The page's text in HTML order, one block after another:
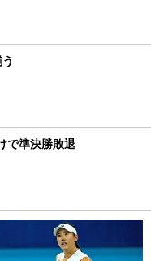
で準決勝敗退